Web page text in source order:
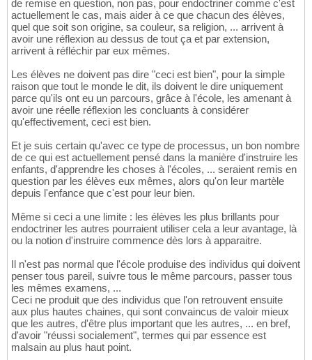
de remise en question, non pas, pour endoctriner comme c'est
actuellement le cas, mais aider à ce que chacun des élèves,
quel que soit son origine, sa couleur, sa religion, ... arrivent à
avoir une réflexion au dessus de tout ça et par extension,
arrivent à réfléchir par eux mêmes.
Les élèves ne doivent pas dire "ceci est bien", pour la simple
raison que tout le monde le dit, ils doivent le dire uniquement
parce qu'ils ont eu un parcours, grâce à l'école, les amenant à
avoir une réelle réflexion les concluants à considérer
qu'effectivement, ceci est bien.
Et je suis certain qu'avec ce type de processus, un bon nombre
de ce qui est actuellement pensé dans la manière d'instruire les
enfants, d'apprendre les choses à l'écoles, ... seraient remis en
question par les élèves eux mêmes, alors qu'on leur martèle
depuis l'enfance que c'est pour leur bien.
Même si ceci a une limite : les élèves les plus brillants pour
endoctriner les autres pourraient utiliser cela a leur avantage, là
ou la notion d'instruire commence dès lors à apparaitre.
Il n'est pas normal que l'école produise des individus qui doivent
penser tous pareil, suivre tous le même parcours, passer tous
les mêmes examens, ...
Ceci ne produit que des individus que l'on retrouvent ensuite
aux plus hautes chaines, qui sont convaincus de valoir mieux
que les autres, d'être plus important que les autres, ... en bref,
d'avoir "réussi socialement", termes qui par essence est
malsain au plus haut point.